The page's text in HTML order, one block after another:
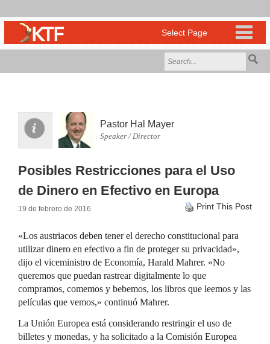
Pastor Hal Mayer
Speaker / Director
Posibles Restricciones para el Uso
de Dinero en Efectivo en Europa
19 de febrero de 2016 Print This Post
«Los austriacos deben tener el derecho constitucional para
utilizar dinero en efectivo a fin de proteger su privacidad»,
dijo el viceministro de Economía, Harald Mahrer. «No
queremos que puedan rastrear digitalmente lo que
compramos, comemos y bebemos, los libros que leemos y las
películas que vemos,» continuó Mahrer.
La Unión Europea está considerando restringir el uso de
billetes y monedas, y ha solicitado a la Comisión Europea